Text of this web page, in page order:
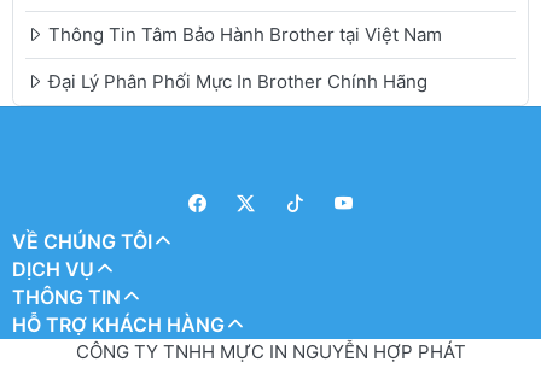
Thông Tin Tâm Bảo Hành Brother tại Việt Nam
Đại Lý Phân Phối Mực In Brother Chính Hãng
VỀ CHÚNG TÔI
DỊCH VỤ
THÔNG TIN
HỖ TRỢ KHÁCH HÀNG
CÔNG TY TNHH MỰC IN NGUYỄN HỢP PHÁT